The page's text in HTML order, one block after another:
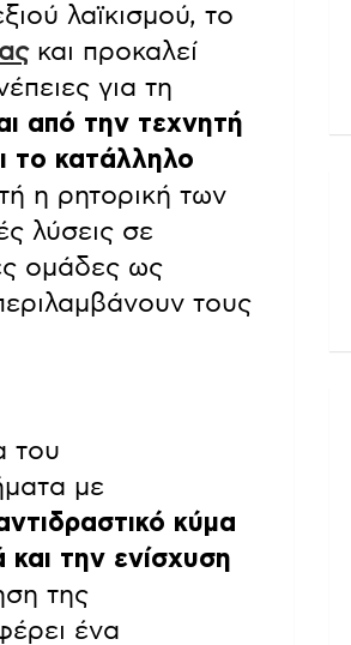
λαϊκισμού, το
και προκαλεί
για τη
από την τεχνητή
το κατάλληλο
η ρητορική των
λύσεις σε
ομάδες ως
τους
του
με
κύμα
την ενίσχυση
της
ένα